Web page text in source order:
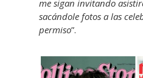
me sigan invitando
sacándole fotos a las
permiso”.